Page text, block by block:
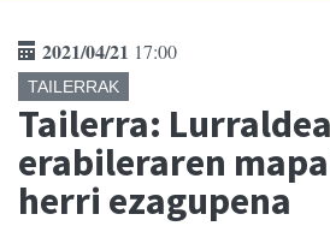
2021/04/21 17:00
TAILERRAK
Tailerra:
erabileraren
herri ezagupena